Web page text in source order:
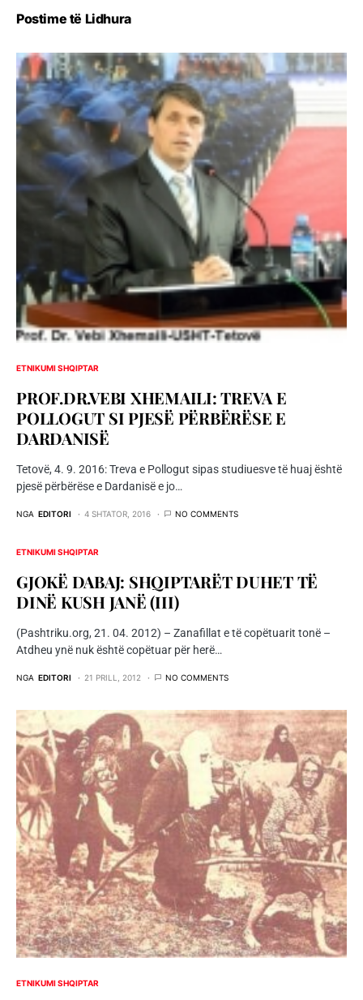
Postime të Lidhura
ETNIKUMI SHQIPTAR
PROF.DR.VEBI XHEMAILI: TREVA E
POLLOGUT SI PJESË PËRBËRËSE E
DARDANISË
Tetovë, 4. 9. 2016: Treva e Pollogut sipas studiuesve të huaj është
pjesë përbërëse e Dardanisë e jo…
NGA EDITORI 4 SHTATOR, 2016 NO COMMENTS
ETNIKUMI SHQIPTAR
GJOKË DABAJ: SHQIPTARËT DUHET TË
DINË KUSH JANË (III)
(Pashtriku.org, 21. 04. 2012) – Zanafillat e të copëtuarit tonë –
Atdheu ynë nuk është copëtuar për herë…
NGA EDITORI 21 PRILL, 2012 NO COMMENTS
ETNIKUMI SHQIPTAR